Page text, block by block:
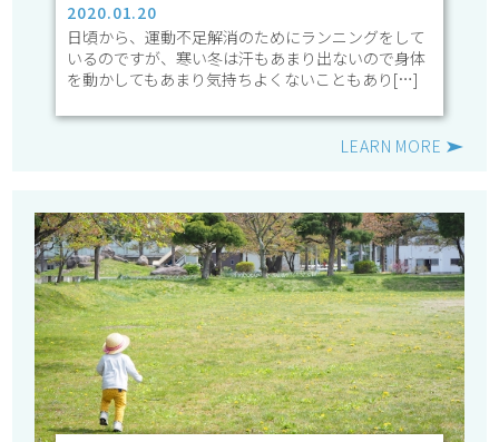
2020.01.20
日頃から、運動不足解消のためにランニングをして
いるのですが、寒い冬は汗もあまり出ないので身体
を動かしてもあまり気持ちよくないこともあり[…]
LEARN MORE